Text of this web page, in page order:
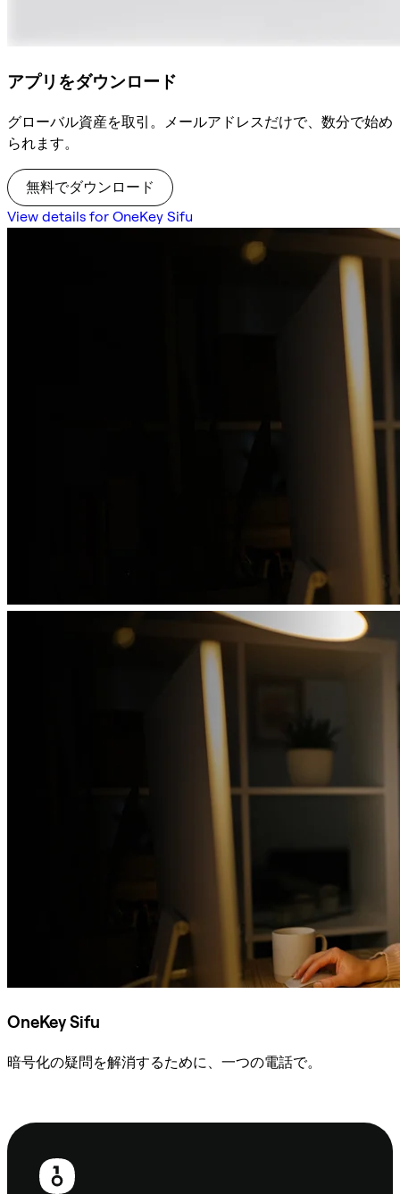
アプリをダウンロード
グローバル資産を取引。メールアドレスだけで、数分で始め
られます。
無料でダウンロード
View details for OneKey Sifu
OneKey Sifu
暗号化の疑問を解消するために、一つの電話で。
フ